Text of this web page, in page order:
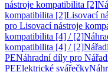
nástroje kompatibilita [2]
kompatibilita [2]Lisovací
pro Lisovací nástroje
kompatibilita [4] / [2]
kompatibilita [4] / [2]
PENáhradní díly pro
PEElektrické svářečky